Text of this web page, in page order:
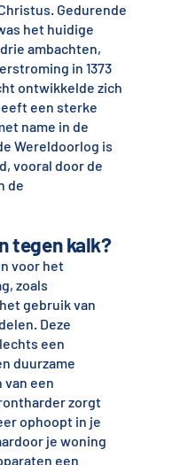
Gedurende
het huidige
ambachten,
in 1373
ontwikkelde zich
een sterke
name in de
Wereldoorlog is
vooral door de
de
tegen kalk?
voor het
zoals
gebruik van
Deze
een
duurzame
een
zorgt
ophoopt in je
je woning
een